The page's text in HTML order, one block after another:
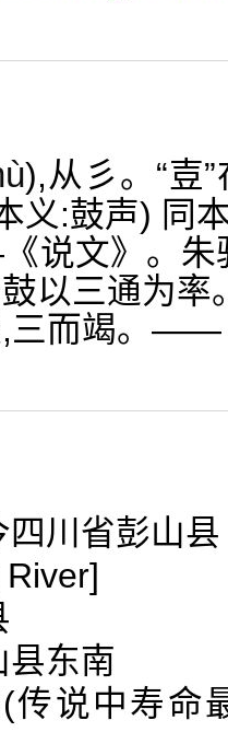
),从彡。“壴
义:鼓声) 同
说文》。朱
以三通为率
三而竭。——
川省彭山县
县东南
传说中寿命